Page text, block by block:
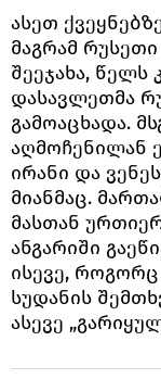
ასეთ
მაგრამ
შეეჯახა, წელს
დასავლეთმა
გამოაცხადა.
აღმოჩენილან
ირანი და
მიანმაც.
მასთან
ანგარიში
ისევე,
სუდანის
ასევე